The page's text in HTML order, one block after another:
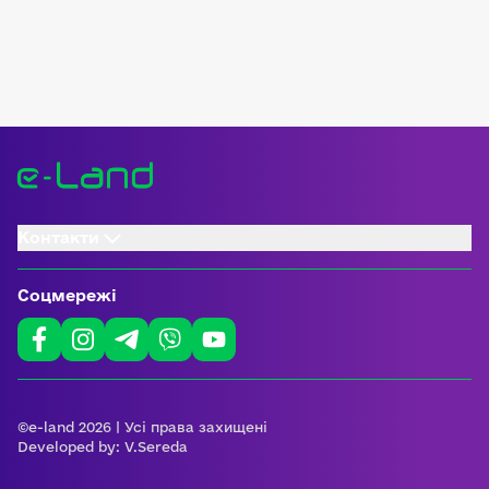
Соцмережі
©e-land 2026 | Усі права захищені
Developed by: V.Sereda